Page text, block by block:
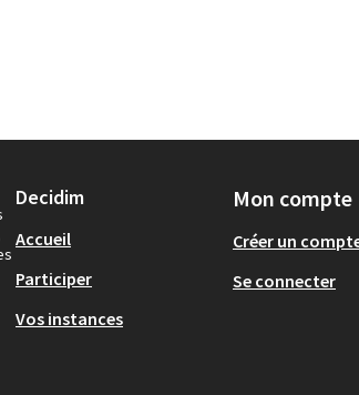
Decidim
Accueil
Participer
Vos instances
Mon compte
Créer un
Se connecter